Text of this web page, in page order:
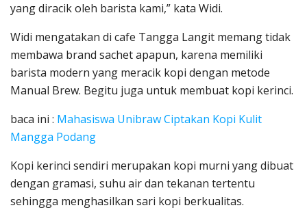
yang diracik oleh barista kami,” kata Widi.
Widi mengatakan di cafe Tangga Langit memang tidak
membawa brand sachet apapun, karena memiliki
barista modern yang meracik kopi dengan metode
Manual Brew. Begitu juga untuk membuat kopi kerinci.
baca ini : Mahasiswa Unibraw Ciptakan Kopi Kulit
Mangga Podang
Kopi kerinci sendiri merupakan kopi murni yang dibuat
dengan gramasi, suhu air dan tekanan tertentu
sehingga menghasilkan sari kopi berkualitas.